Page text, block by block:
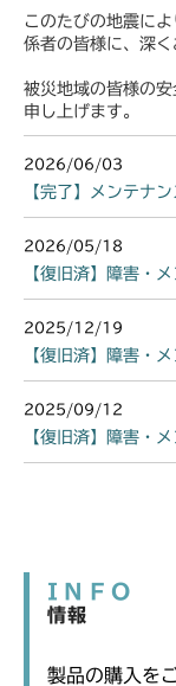
このたびの地震に
係者の皆様に、深く
被災地域の皆様の
申し上げます。
2026/06/03
【完了】メンテナ
2026/05/18
【復旧済】障害・
2025/12/19
【復旧済】障害・
2025/09/12
【復旧済】障害・
INFO
情報
製品の購入を